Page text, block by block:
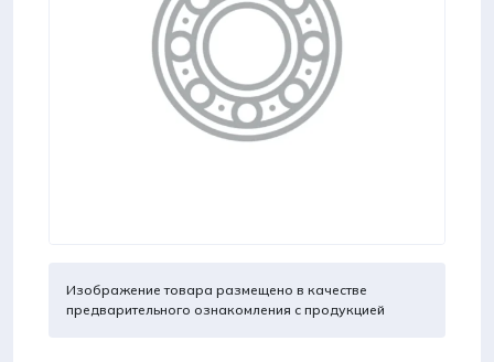
Изображение товара размещено в качестве
предварительного ознакомления с продукцией